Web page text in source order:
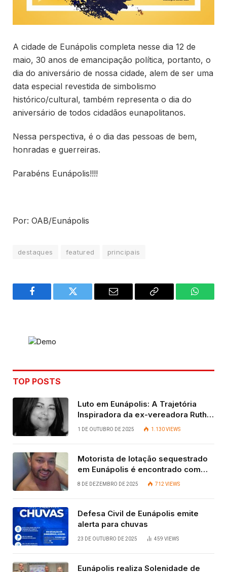
A cidade de Eunápolis completa nesse dia 12 de
maio, 30 anos de emancipação política, portanto, o
dia do aniversário de nossa cidade, alem de ser uma
data especial revestida de simbolismo
histórico/cultural, também representa o dia do
aniversário de todos cidadãos eunapolitanos.
Nessa perspectiva, é o dia das pessoas de bem,
honradas e guerreiras.
Parabéns Eunápolis!!!!
Por: OAB/Eunápolis
destaques featured principais
Facebook Twitter Email
Copy
TOP POSTS
Luto em Eunápolis: A Trajetória
Inspiradora da ex-vereadora Ruth
Contadora
1 DE OUTUBRO DE 2025 1.130VIEWS
Motorista de lotação sequestrado
em Eunápolis é encontrado com
vida após quatro dias.
8 DE DEZEMBRO DE 2025 712VIEWS
Defesa Civil de Eunápolis emite
alerta para chuvas
23 DE OUTUBRO DE 2025 459 VIEWS
Eunápolis realiza Solenidade de